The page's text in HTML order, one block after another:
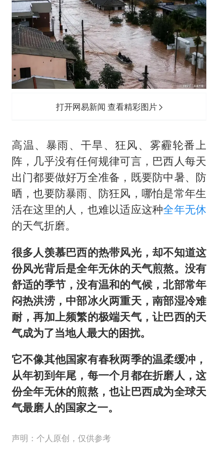
打开网易新闻 查看精彩图片
高温、暴雨、干旱、狂风、雾霾轮番上
阵，几乎没有任何规律可言，巴西人每天
出门都要做好万全准备，既要防中暑、防
晒，也要防暴雨、防狂风，哪怕是常年生
活在这里的人，也难以适应这种全年无休
的天气折磨。
很多人羡慕巴西的热带风光，却不知道这
份风光背后是全年无休的天气煎熬。没有
舒适的季节，没有温和的气候，北部常年
闷热洪涝，中部冰火两重天，南部湿冷难
耐，再加上频繁的极端天气，让巴西的天
气成为了当地人最大的困扰。
它不像其他国家有春秋两季的温柔缓冲，
从年初到年尾，每一个月都在折磨人，这
份全年无休的煎熬，也让巴西成为全球天
气最磨人的国家之一。
声明：个人原创，仅供参考